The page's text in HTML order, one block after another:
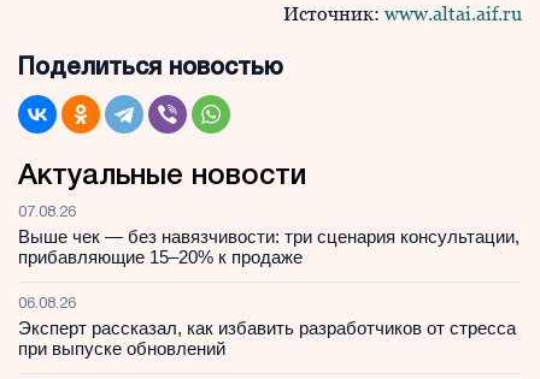
Источник: www.altai.aif.ru
Поделиться новостью
Актуальные новости
07.08.26
Выше чек — без навязчивости: три сценария консультации,
прибавляющие 15–20% к продаже
06.08.26
Эксперт рассказал, как избавить разработчиков от стресса
при выпуске обновлений